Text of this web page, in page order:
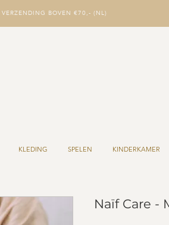
VERZENDING BOVEN €70,- (NL)
KLEDING SPELEN KINDERKAMER
Naïf Care -